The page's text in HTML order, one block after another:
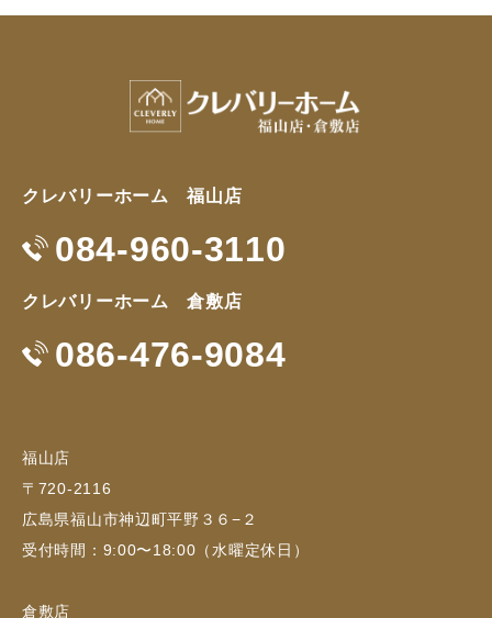
クレバリーホーム 福山店
084-960-3110
クレバリーホーム 倉敷店
086-476-9084
福山店
〒720-2116
広島県福山市神辺町平野３６−２
受付時間：9:00〜18:00（水曜定休日）
倉敷店